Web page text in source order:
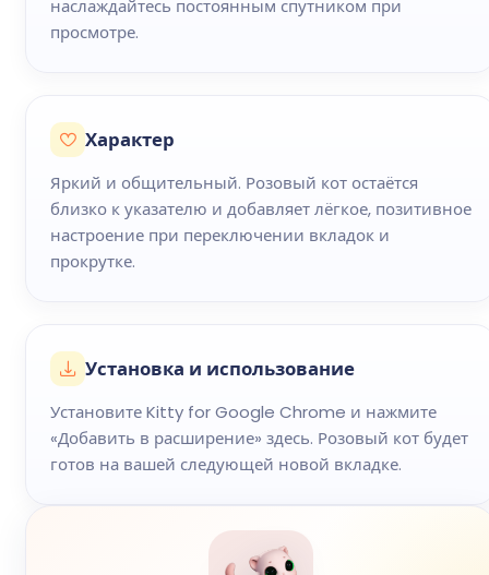
наслаждайтесь постоянным спутником при
просмотре.
Характер
Яркий и общительный. Розовый кот остаётся
близко к указателю и добавляет лёгкое, позитивное
настроение при переключении вкладок и
прокрутке.
Установка и использование
Установите Kitty for Google Chrome и нажмите
«Добавить в расширение» здесь. Розовый кот будет
готов на вашей следующей новой вкладке.